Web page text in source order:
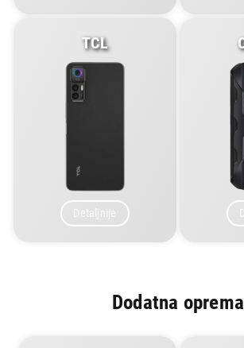
TCL
Detaljnije
Dodatna oprema